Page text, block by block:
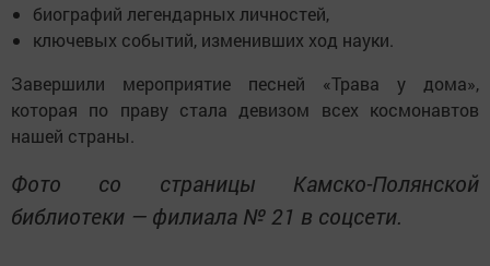
биографий легендарных личностей,
ключевых событий, изменивших ход науки.
Завершили мероприятие песней «Трава у дома»,
которая по праву стала девизом всех космонавтов
нашей страны.
Фото со страницы Камско-Полянской
библиотеки — филиала № 21 в соцсети.